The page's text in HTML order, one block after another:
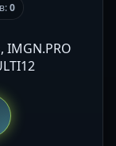
0
IMGN.PRO